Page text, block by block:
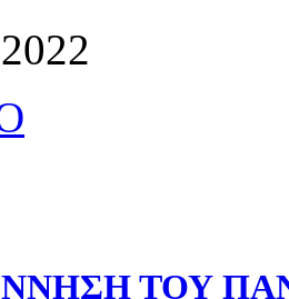
ΤΟΥ